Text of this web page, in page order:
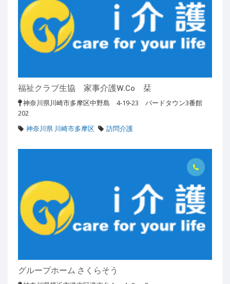
福祉クラブ生協 家事介護W.Co 栞
神奈川県川崎市多摩区中野島 4-19-23 バードタウン3番館
202
神奈川県 川崎市多摩区
訪問介護
グループホーム さくらそう